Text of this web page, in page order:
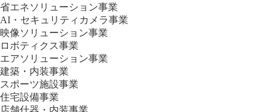
省エネソリューション事業
AI・セキュリティカメラ事業
映像ソリューション事業
ロボティクス事業
エアソリューション事業
建築・内装事業
スポーツ施設事業
住宅設備事業
店舗什器・内装事業